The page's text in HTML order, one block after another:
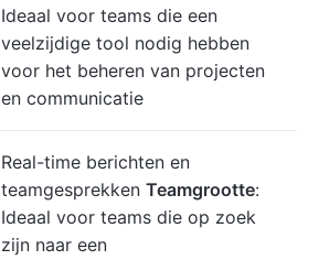
Ideaal voor teams die een
veelzijdige tool nodig hebben
voor het beheren van projecten
en communicatie
Real-time berichten en
teamgesprekken Teamgrootte:
Ideaal voor teams die op zoek
zijn naar een